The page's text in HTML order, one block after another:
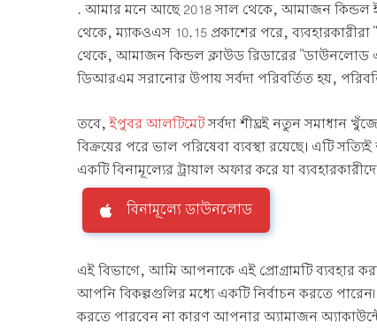
. আমার মনে আছে 2018 সাল থেকে, আমাজন কিন্ডল
থেকে, ম্যাকওএস 10.15 প্রকাশের পরে,
থেকে, আমাজন কিন্ডল ক্লাউড রিডারের "ডাউনলোড
ডিআরএম সরানোর উপায় সর্বদা পরিবর্তিত হয়,
তবে,ইপুবর আলটিমেটসর্বদা শীঘ্রই নতুন সমাধান
বিক্রয়ের পরে ভাল পরিষেবা ব্যবস্থা রয়েছে। এটি
একটি বিনামূল্যের ট্রায়াল অফার করে যা
বিনামূল্যে ডাউনলোড
এই বিভাগে, আমি আপনাকে এই প্রোগ্রামটি ব্যবহার
আপনি বিকল্পগুলির মধ্যে একটি নির্বাচন করতে
করতে পারবেন না কারণ আপনার অ্যামাজন অ্যাকাউন্টে